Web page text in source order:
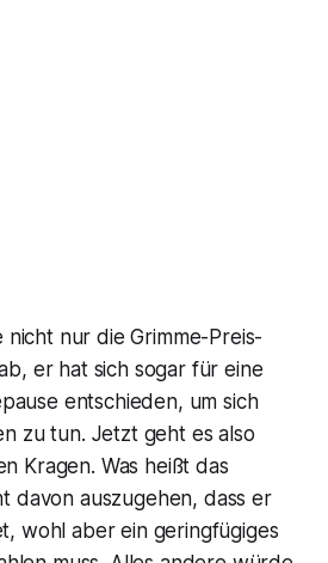
nicht nur die Grimme-Preis-
er hat sich sogar für eine
entschieden, um sich
zu tun. Jetzt geht es also
Kragen. Was heißt das
davon auszugehen, dass er
wohl aber ein geringfügiges